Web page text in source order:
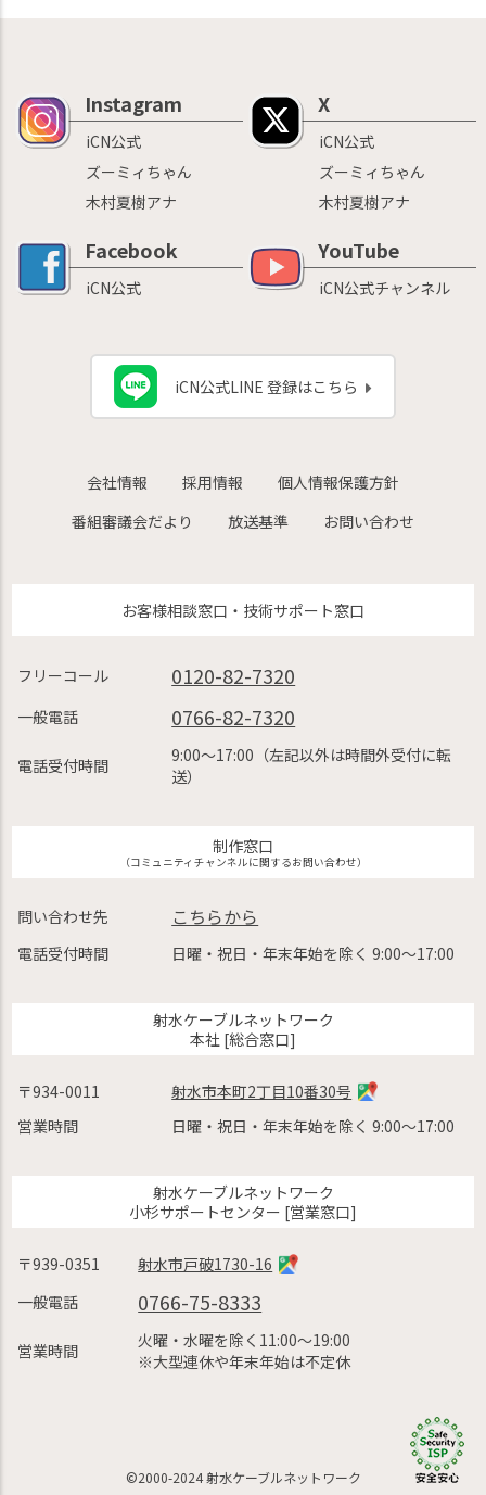
Instagram
iCN公式
ズーミィちゃん
木村夏樹アナ
X
iCN公式
ズーミィちゃん
木村夏樹アナ
Facebook
iCN公式
YouTube
iCN公式チャンネル
iCN公式LINE 登録はこちら
会社情報 採用情報
個人情報保護方針
番組審議会だより
放送基準 お問い合わせ
お客様相談窓口・技術サポート窓口
フリーコール 0120-82-7320
一般電話 0766-82-7320
電話受付時間
9:00〜17:00（左記以外は時間外受付に転
送）
制作窓口
（コミュニティチャンネルに関するお問い合わせ）
問い合わせ先 こちらから
電話受付時間 日曜・祝日・年末年始を除く 9:00〜17:00
射水ケーブルネットワーク
本社 [総合窓口]
〒934-0011
射水市本町2丁目10番30号
営業時間
日曜・祝日・年末年始を除く 9:00〜17:00
射水ケーブルネットワーク
小杉サポートセンター [営業窓口]
〒939-0351
射水市戸破1730-16
一般電話
0766-75-8333
営業時間
火曜・水曜を除く11:00〜19:00
※大型連休や年末年始は不定休
©2000-2024 射水ケーブルネットワーク